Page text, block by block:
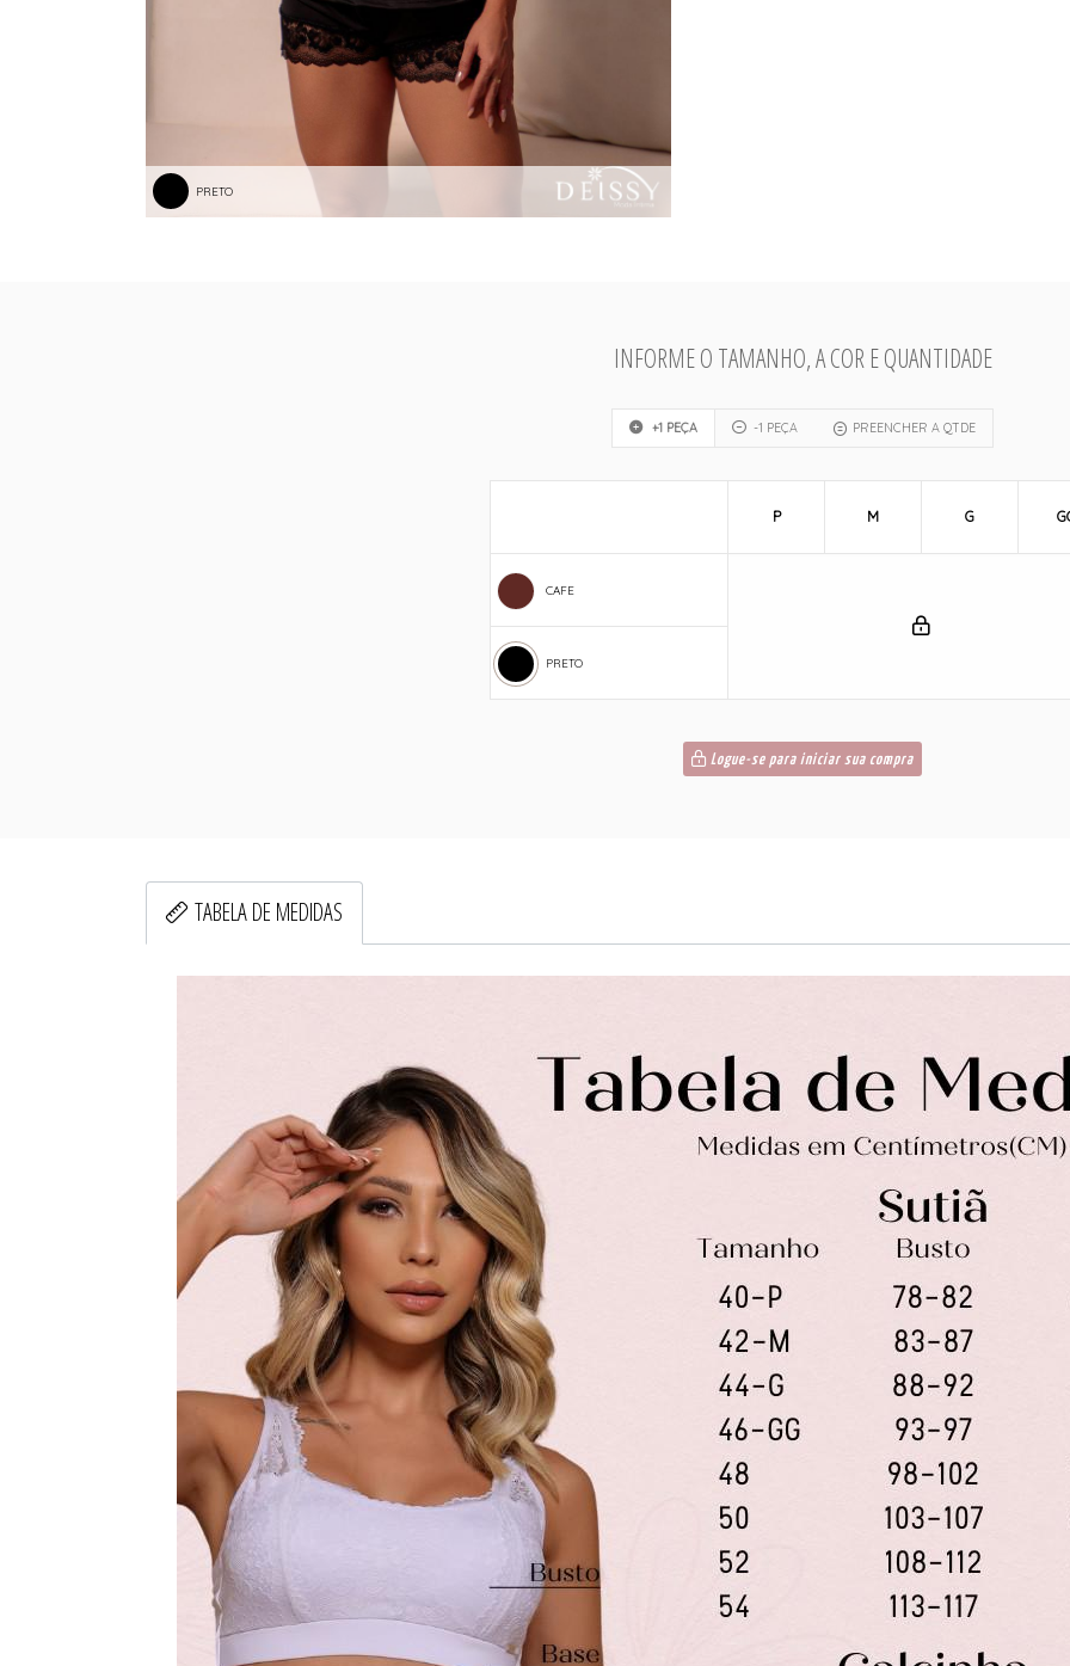
PRETO
INFORME O TAMANHO, A COR E QUANTIDADE
+1 PEÇA -1 PEÇA PREENCHER A QTDE
CAFE
PRETO
P M G
Logue-se para iniciar sua compra
TABELA DE MEDIDAS